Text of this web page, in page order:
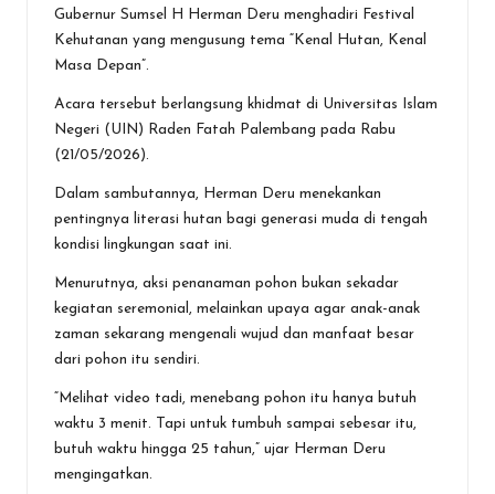
b
o
k
er
s
A
p
n
g
l
e
Gubernur Sumsel H Herman Deru menghadiri Festival
Kehutanan yang mengusung tema “Kenal Hutan, Kenal
Masa Depan”.
Acara tersebut berlangsung khidmat di Universitas Islam
Negeri (UIN) Raden Fatah Palembang pada Rabu
(21/05/2026).
Dalam sambutannya, Herman Deru menekankan
pentingnya literasi hutan bagi generasi muda di tengah
kondisi lingkungan saat ini.
Menurutnya, aksi penanaman pohon bukan sekadar
kegiatan seremonial, melainkan upaya agar anak-anak
zaman sekarang mengenali wujud dan manfaat besar
dari pohon itu sendiri.
“Melihat video tadi, menebang pohon itu hanya butuh
waktu 3 menit. Tapi untuk tumbuh sampai sebesar itu,
butuh waktu hingga 25 tahun,” ujar Herman Deru
mengingatkan.